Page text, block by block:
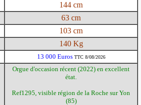
144 cm
63 cm
103 cm
140 Kg
13 000 Euros TTC 8/08/2026
Orgue d'occasion récent (2022) en excellent
état.
Ref1295, visible région de la Roche sur Yon
(85)